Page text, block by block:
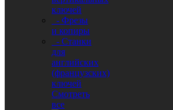
ключей
- Фрезы
и копиры
- Станки
для
английских
(французских)
ключей
Смотреть
все